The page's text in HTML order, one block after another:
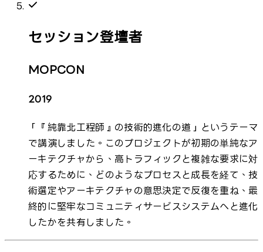
セッション登壇者
MOPCON
2019
「『純靠北工程師』の技術的進化の道」というテーマ
で講演しました。このプロジェクトが初期の単純なア
ーキテクチャから、高トラフィックと複雑な要求に対
応するために、どのようなプロセスと成長を経て、技
術選定やアーキテクチャの意思決定で反復を重ね、最
終的に堅牢なコミュニティサービスシステムへと進化
したかを共有しました。